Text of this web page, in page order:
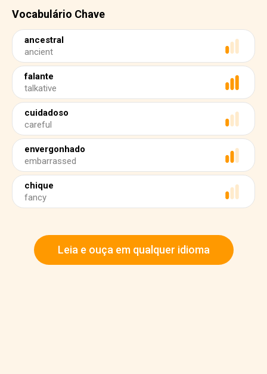
Vocabulário Chave
ancestral
ancient
falante
talkative
cuidadoso
careful
envergonhado
embarrassed
chique
fancy
Leia e ouça em qualquer idioma